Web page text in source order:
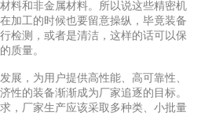
料和非金属材料。所以说这些精密机
加工的时候也要留意操纵，毕竟装备
检测，或者是清洁，这样的话可以保
质量。
展，为用户提供高性能、高可靠性、
性的装备渐渐成为厂家追逐的目标。
，厂家生产应该采取多种类、小批量